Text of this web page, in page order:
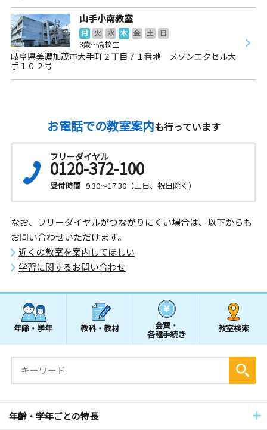
山手小南教室
月 火 水 木 金 土
日
3歳～高校生
岐阜県美濃加茂市大手町２丁目７１番地 メゾンエクセル大
手１０２号
お電話での教室案内も行っています
フリーダイヤル
0120-372-100
受付時間 9:30～17:30（土日、祝日除く）
なお、フリーダイヤルがつながりにくい場合は、以下からも
お問い合わせいただけます。
近くの教室を案内してほしい
学習に関するお問い合わせ
年齢・学年 教科・教材 会費・
各種手続き
教室検索
年齢・学年ごとの特長